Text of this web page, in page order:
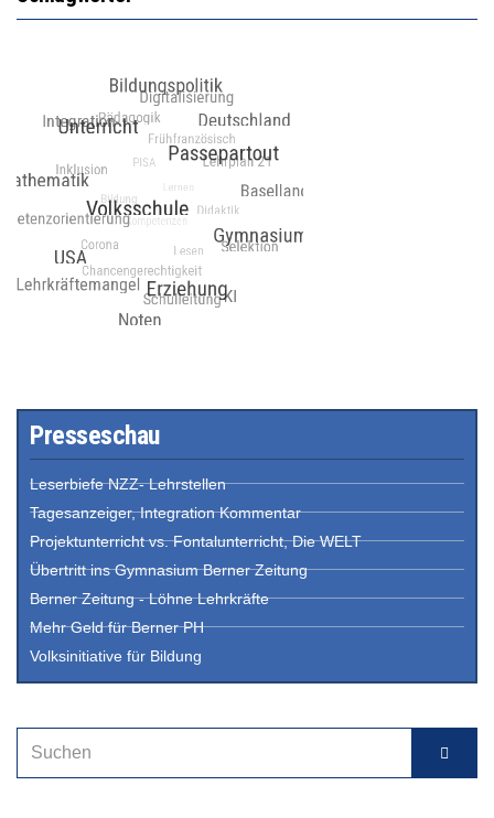
Presseschau
Leserbiefe NZZ- Lehrstellen
Tagesanzeiger, Integration Kommentar
Projektunterricht vs. Fontalunterricht, Die WELT
Übertritt ins Gymnasium Berner Zeitung
Berner Zeitung - Löhne Lehrkräfte
Mehr Geld für Berner PH
Volksinitiative für Bildung